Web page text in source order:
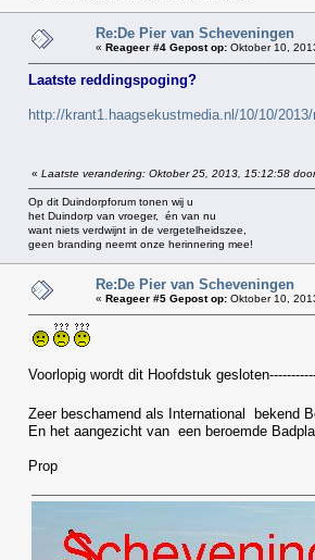
Re:De Pier van Scheveningen
« Reageer #4 Gepost op: Oktober 10,
Laatste reddingspoging?
http://krant1.haagsekustmedia.nl/10/10/
« Laatste verandering: Oktober 25, 2013, 15:12:58
Op dit Duindorpforum tonen wij u
het Duindorp van vroeger, én van nu
want niets verdwijnt in de vergetelheidszee,
geen branding neemt onze herinnering mee!
Re:De Pier van Scheveningen
« Reageer #5 Gepost op: Oktober 10,
Voorlopig wordt dit Hoofdstuk
Zeer beschamend als International bekend
En het aangezicht van een beroemde
Prop